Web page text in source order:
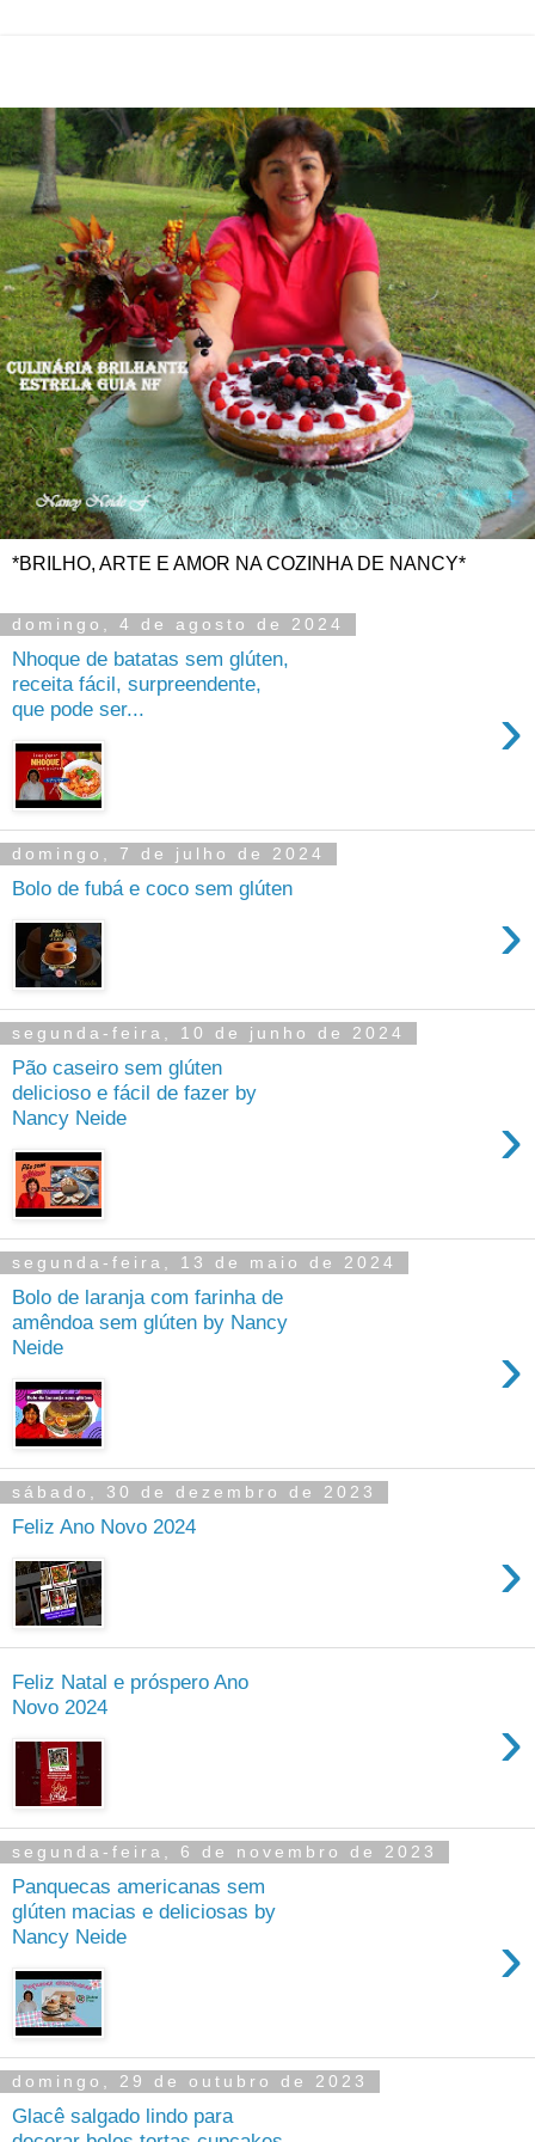
*BRILHO, ARTE E AMOR NA COZINHA DE NANCY*
domingo, 4 de agosto de 2024
Nhoque de batatas sem glúten,
receita fácil, surpreendente,
que pode ser...
›
domingo, 7 de julho de 2024
Bolo de fubá e coco sem glúten
›
segunda-feira, 10 de junho de 2024
Pão caseiro sem glúten
delicioso e fácil de fazer by
Nancy Neide
›
segunda-feira, 13 de maio de 2024
Bolo de laranja com farinha de
amêndoa sem glúten by Nancy
Neide
›
sábado, 30 de dezembro de 2023
Feliz Ano Novo 2024
›
Feliz Natal e próspero Ano
Novo 2024
›
segunda-feira, 6 de novembro de 2023
Panquecas americanas sem
glúten macias e deliciosas by
Nancy Neide
›
domingo, 29 de outubro de 2023
Glacê salgado lindo para